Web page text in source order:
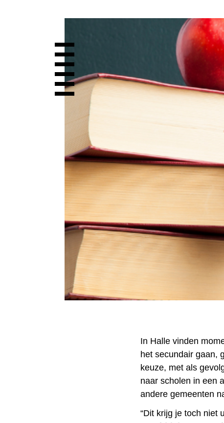
In Halle vinden
het secundair gaan,
keuze, met als
naar scholen in een
andere gemeenten
“Dit krijg je toch niet